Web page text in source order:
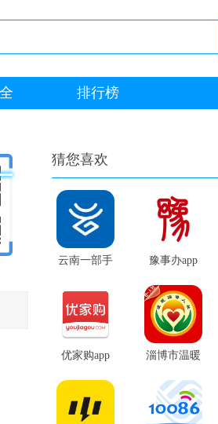
排行榜
猜您喜欢
云南一部手
p免费版
豫事办app
官网版
优家购app 淄博市温暖
人社